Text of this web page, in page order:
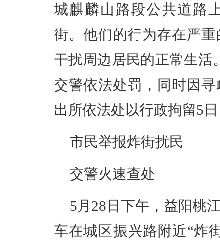
城麒麟山 路段公共道路
街。他们的行为存在严
干扰周边居民的正常生活
交警依法处罚，同时因
出所依法处以行政拘留5
市民举报炸街扰民
交警火速查处
5月28日下午，益阳桃
车在城区振兴路附近“炸